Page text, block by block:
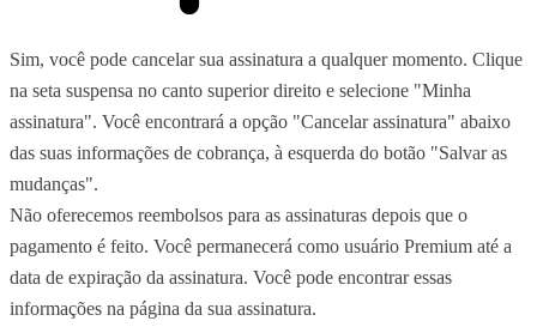
Sim, você pode cancelar sua assinatura a qualquer momento. Clique
na seta suspensa no canto superior direito e selecione "Minha
assinatura". Você encontrará a opção "Cancelar assinatura" abaixo
das suas informações de cobrança, à esquerda do botão "Salvar as
mudanças".
Não oferecemos reembolsos para as assinaturas depois que o
pagamento é feito. Você permanecerá como usuário Premium até a
data de expiração da assinatura. Você pode encontrar essas
informações na página da sua assinatura.